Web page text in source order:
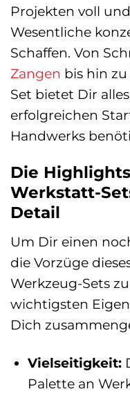
Projekten voll
Wesentliche
Schaffen. Von
Zangen bis hin zu
Set bietet Dir
erfolgreichen
Handwerks
Die
Werkstatt-
Detail
Um Dir einen
die Vorzüge
Werkzeug-Sets
wichtigsten
Dich
Vielseitigkeit:
Palette an